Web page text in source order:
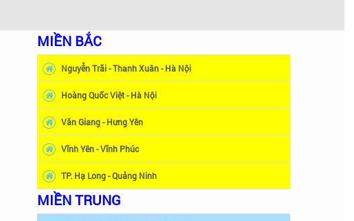
MIỀN BẮC
Nguyễn Trãi - Thanh Xuân - Hà Nội
Hoàng Quốc Việt - Hà Nội
Văn Giang - Hưng Yên
Vĩnh Yên - Vĩnh Phúc
TP. Hạ Long - Quảng Ninh
MIỀN TRUNG